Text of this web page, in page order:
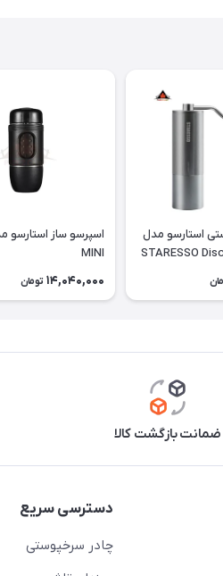
استارسو مدل
STARESSO
MINI
14,040,000 تومان
ضمانت بازگشت کالا
دسترسی سریع
چادر سرخپوستی